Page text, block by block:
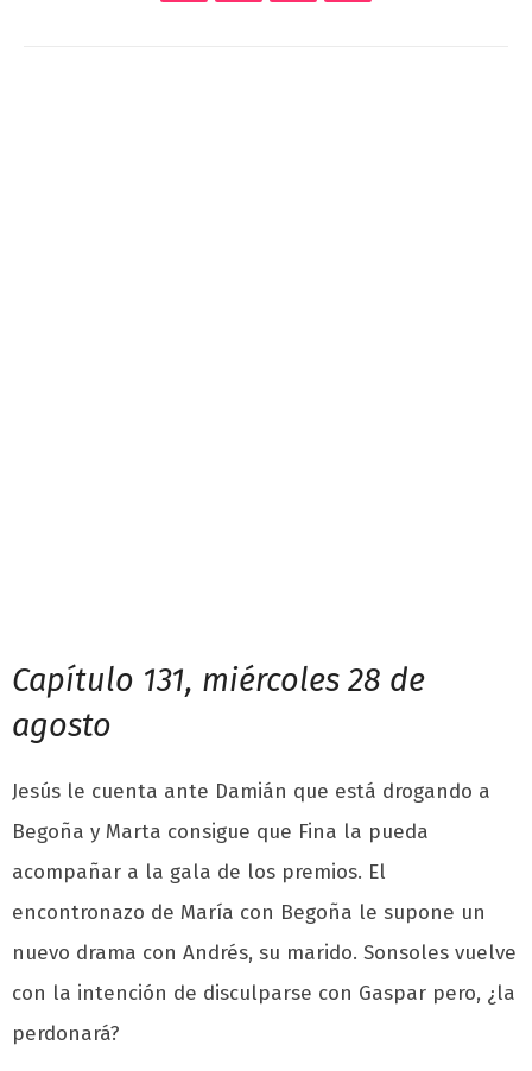
Capítulo 131, miércoles 28 de
agosto
Jesús le cuenta ante Damián que está drogando a
Begoña y Marta consigue que Fina la pueda
acompañar a la gala de los premios. El
encontronazo de María con Begoña le supone un
nuevo drama con Andrés, su marido. Sonsoles vuelve
con la intención de disculparse con Gaspar pero, ¿la
perdonará?